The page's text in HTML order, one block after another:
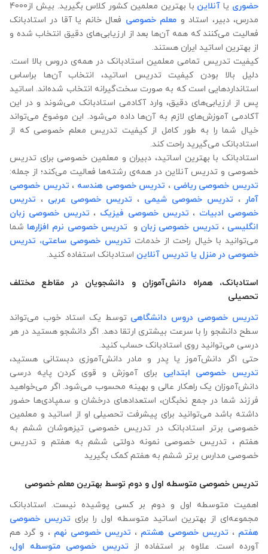
حضوری یا آنلاین
با بهترین معلمین کشور کلاس بگیرید. بیش از4000
مدرس، دبیر، استاد و معلم خصوصی فعال خانم یا آقا در استادبانک
فعالیت می‌کنند که همه آن‌ها بعد از ارزیابی‌های دقیق انتخاب شده‌ و
از بهترین اساتید ایران هستند.
کیفیت تدریس تمامی معلمین استادبانک در همه‌ی دروس بالا است.
دلیل بالا بودن کیفیت تدریس اساتید، انتخاب آن‌ها براساس
استانداردهایی است که به صورت سخت‌گیرانه انتخاب شده‌اند. اساتید
پس از ارزیابی‌های دقیق، وارد آکادمی استادبانک می‌شوند و در این
آکادمی آموزش‌های لازم به آن‌ها داده می‌شود. این موضوع می‌تواند
خیال شما را به طور کامل از کیفیت تدریس معلم خصوصی که از
استادبانک می‌گیرید راحت کند.
استادبانک با بهترین اساتید، دبیران و معلمین خصوصی برای تدریس
خصوصی و تدریس آنلاین در همه‌ی رشته‌ها فعالیت می‌کند؛ از جمله:
تدریس خصوصی ریاضی ، تدریس خصوصی هندسه ، تدریس خصوصی
آمار ، تدریس خصوصی شیمی ، تدریس خصوصی عربی ، تدریس
خصوصی ادبیات ، تدریس خصوصی فیزیک ، تدریس خصوصی زبان
انگلیسی، تدریس خصوصی زبان و تدریس خصوصی نرم افزارها شما
می‌توانید با خیال راحت از خدمات تدریس خصوصی ساعتی، تدریس
خصوصی در منزل یا تدریس آنلاین استادبانک استفاده کنید.
استادبانک، همراه دانش‌آموزان و دانشجویان در مقاطع مختلف
تحصیلی
تدریس خصوصی دروس دانشگاهیتوسط یک استاد خوب می‌تواند
سطح دانشجو را با سرعت بیشتری ارتقا دهد. اگر دانشجو هستید در هر
درسی می‌توانید روی استادبانک حساب کنید.
حتی اگر دانش‌آموز یا پدر و مادر دانش‌آموزی دبستانی هستید،
تدریس خصوصی ابتدایی برای آموزش و قوی کردن پایه درسی
دانش‌آموزان یک راهکار عالی و بهینه محسوب می‌شود. اگر می‌خواهید
فرزند شما در جمع نخبگان، استعدادهای درخشان و سمپادی‌ها حضور
داشته باشد می‌توانید برای پیشرفت تحصیلی او از اساتید و معلمین
خصوصی برتر استادبانک در تدریس خصوصی تیزهوشان ششم به
هفتم ، تدریس خصوصی نمونه دولتی ششم به هفتم و تدریس
خصوصی مدارس برتر ششم به هفتم کمک بگیرید
تدریس خصوصی متوسطه اول و دوم توسط بهترین معلم خصوصی
اهمیت متوسطه اول و دوم بر کسی پوشیده نیست. استادبانک
مجموعه‌ای از بهترین اساتید متوسطه اول را برای تدریس خصوصی
هفتم، تدریس خصوصی هشتم ، تدریس خصوصی نهم، و گرد هم
آورده است. علاوه ‌بر استفاده از تدریس خصوصی متوسطه اول،